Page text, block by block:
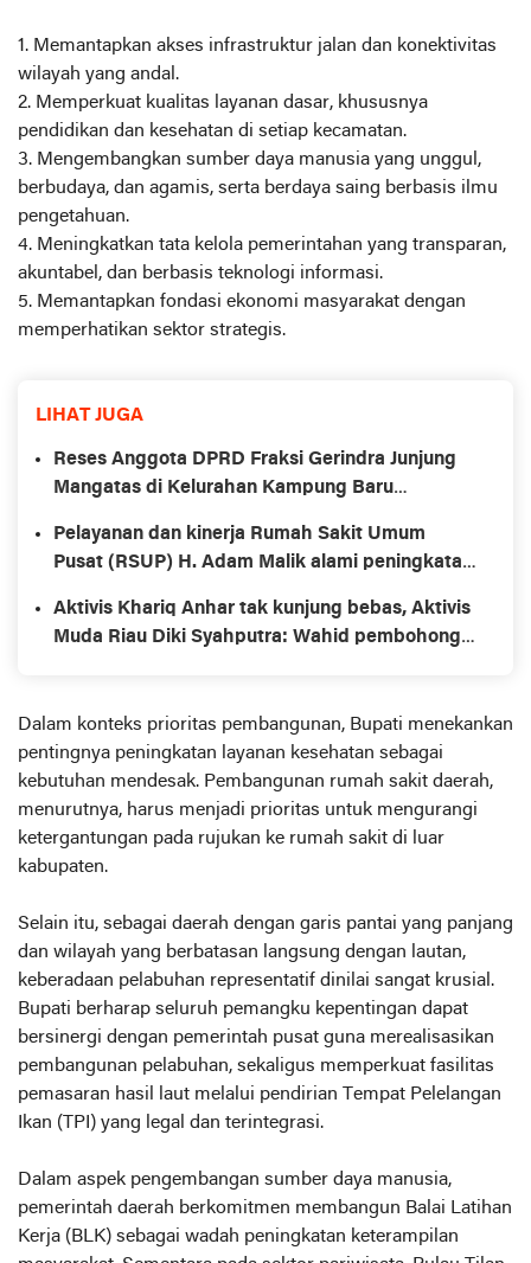
1. Memantapkan akses infrastruktur jalan dan konektivitas
wilayah yang andal.
2. Memperkuat kualitas layanan dasar, khususnya
pendidikan dan kesehatan di setiap kecamatan.
3. Mengembangkan sumber daya manusia yang unggul,
berbudaya, dan agamis, serta berdaya saing berbasis ilmu
pengetahuan.
4. Meningkatkan tata kelola pemerintahan yang transparan,
akuntabel, dan berbasis teknologi informasi.
5. Memantapkan fondasi ekonomi masyarakat dengan
memperhatikan sektor strategis.
LIHAT JUGA
Reses Anggota DPRD Fraksi Gerindra Junjung
Mangatas di Kelurahan Kampung Baru
Pelayanan dan kinerja Rumah Sakit Umum
Pusat (RSUP) H. Adam Malik alami peningkatan
Utama dr. Zainal Safri, M.Ked(PD), Sp.PD-KKV,
Sp.JP(K)
Aktivis Khariq Anhar tak kunjung bebas, Aktivis
Muda Riau Diki Syahputra: Wahid pembohong,
Dalam konteks prioritas pembangunan, Bupati menekankan
pentingnya peningkatan layanan kesehatan sebagai
kebutuhan mendesak. Pembangunan rumah sakit daerah,
menurutnya, harus menjadi prioritas untuk mengurangi
ketergantungan pada rujukan ke rumah sakit di luar
kabupaten.
Selain itu, sebagai daerah dengan garis pantai yang panjang
dan wilayah yang berbatasan langsung dengan lautan,
keberadaan pelabuhan representatif dinilai sangat krusial.
Bupati berharap seluruh pemangku kepentingan dapat
bersinergi dengan pemerintah pusat guna merealisasikan
pembangunan pelabuhan, sekaligus memperkuat fasilitas
pemasaran hasil laut melalui pendirian Tempat Pelelangan
Ikan (TPI) yang legal dan terintegrasi.
Dalam aspek pengembangan sumber daya manusia,
pemerintah daerah berkomitmen membangun Balai Latihan
Kerja (BLK) sebagai wadah peningkatan keterampilan